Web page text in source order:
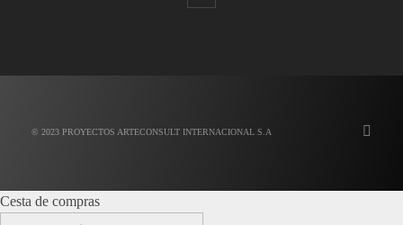
© 2023 PROYECTOS ARTECONSULT INTERNACIONAL S.A
Cesta de compras